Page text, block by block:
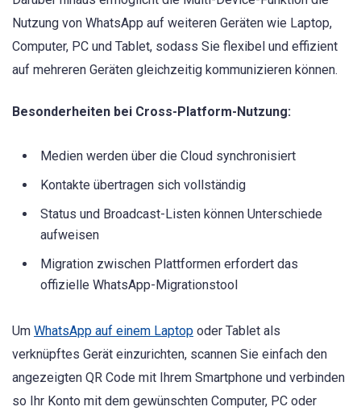
Nutzung von WhatsApp auf weiteren Geräten wie Laptop,
Computer, PC und Tablet, sodass Sie flexibel und effizient
auf mehreren Geräten gleichzeitig kommunizieren können.
Besonderheiten bei Cross-Platform-Nutzung:
Medien werden über die Cloud synchronisiert
Kontakte übertragen sich vollständig
Status und Broadcast-Listen können Unterschiede
aufweisen
Migration zwischen Plattformen erfordert das
offizielle WhatsApp-Migrationstool
Um WhatsApp auf einem Laptop oder Tablet als
verknüpftes Gerät einzurichten, scannen Sie einfach den
angezeigten QR Code mit Ihrem Smartphone und verbinden
so Ihr Konto mit dem gewünschten Computer, PC oder